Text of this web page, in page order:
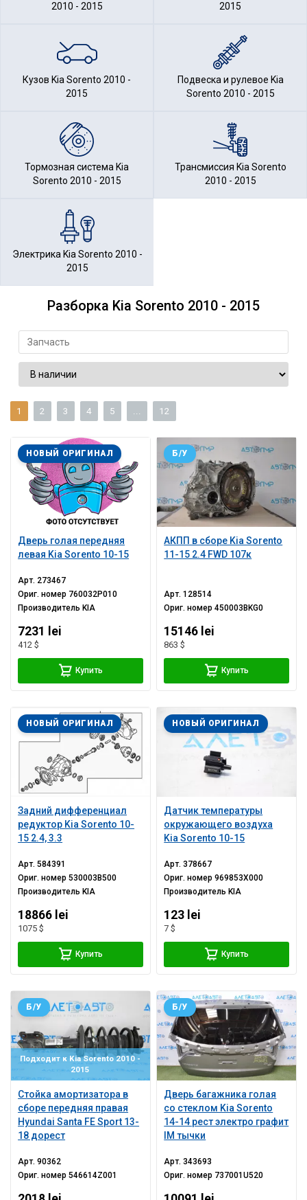
2010 - 2015
2015
Кузов Kia Sorento 2010 -
2015
Подвеска и рулевое Kia
Sorento 2010 - 2015
Тормозная система Kia
Sorento 2010 - 2015
Трансмиссия Kia Sorento
2010 - 2015
Электрика Kia Sorento 2010 -
2015
Разборка Kia Sorento 2010 - 2015
1 2 3 4 5 ... 12
Дверь голая передняя
левая Kia Sorento 10-15
НОВЫЙ ОРИГИНАЛ
Арт. 273467
Ориг. номер 760032P010
Производитель KIA
7231 lei
412 $
Купить
АКПП в сборе Kia Sorento
11-15 2.4 FWD 107к
Б/У
Арт.128514
Ориг. номер450003BKG0
15146 lei
863 $
Купить
Задний дифференциал
редуктор Kia Sorento 10-
15 2.4, 3.3
НОВЫЙ ОРИГИНАЛ
Арт.584391
Ориг. номер530003B500
Производитель KIA
18866 lei
1075 $
Купить
Датчик температуры
окружающего воздуха
Kia Sorento 10-15
НОВЫЙ ОРИГИНАЛ
Арт.378667
Ориг. номер969853X000
Производитель KIA
123 lei
7 $
Купить
Подходит к Kia Sorento 2010 -
2015
Стойка амортизатора в
сборе передняя правая
Hyundai Santa FE Sport 13-
18 дорест
Б/У
Арт.90362
Ориг. номер546614Z001
Дверь багажника голая
со стеклом Kia Sorento
14-14 рест электро графит
IM тычки
Б/У
Арт.343693
Ориг. номер 737001U520